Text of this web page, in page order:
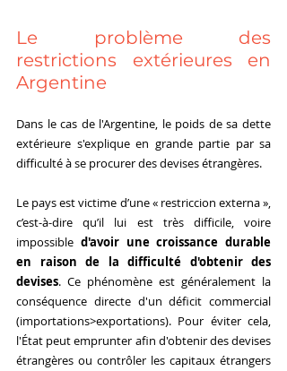
Le problème des
restrictions extérieures en
Argentine
Dans le cas de l'Argentine, le poids de sa dette
extérieure s'explique en grande partie par sa
difficulté à se procurer des devises étrangères.
Le pays est victime d’une « restriccion externa »,
c’est-à-dire qu’il lui est très difficile, voire
impossible d'avoir une croissance durable
en raison de la difficulté d'obtenir des
devises. Ce phénomène est généralement la
conséquence directe d'un déficit commercial
(importations>exportations). Pour éviter cela,
l'État peut emprunter afin d'obtenir des devises
étrangères ou contrôler les capitaux étrangers